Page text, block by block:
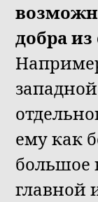
добра
ему как
большое
главной